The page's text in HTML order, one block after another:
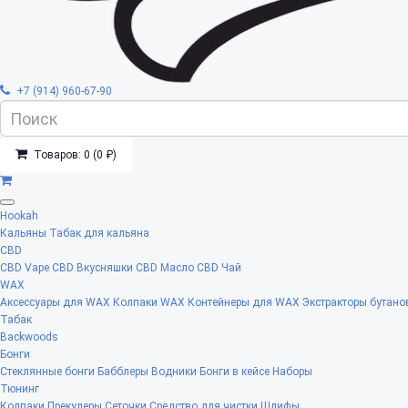
+7 (914) 960-67-90
Товаров: 0 (0 ₽)
Hookah
Кальяны Табак для кальяна
CBD
CBD Vape CBD Вкусняшки CBD Масло CBD Чай
WAX
Аксессуары для WAX Колпаки WAX Контейнеры для WAX Экстракторы
Табак
Backwoods
Бонги
Стеклянные бонги Бабблеры Водники Бонги в кейсе Наборы
Тюнинг